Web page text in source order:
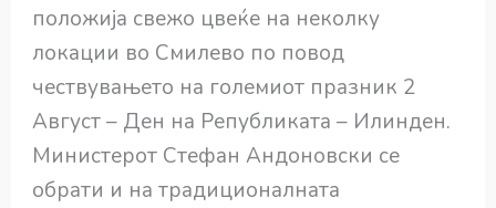
положија свежо цвеќе на неколку
локации во Смилево по повод
чествувањето на големиот празник 2
Август – Ден на Републиката – Илинден.
Министерот Стефан Андоновски се
обрати и на традиционалната